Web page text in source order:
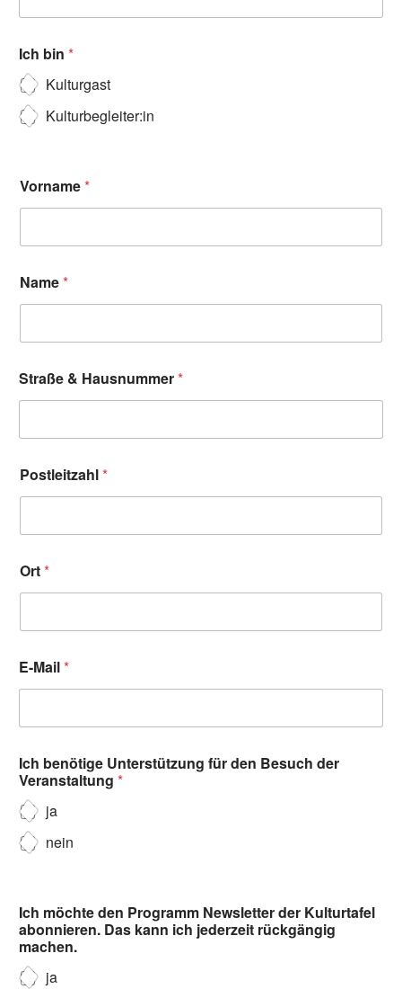
Ich bin *
Kulturgast
Kulturbegleiter:in
Vorname*
Name*
Straße & Hausnummer*
Postleitzahl*
Ort*
E-Mail*
Ich benötige Unterstützung für den Besuch der
Veranstaltung *
ja
nein
Ich möchte den Programm Newsletter der Kulturtafel
abonnieren. Das kann ich jederzeit rückgängig
machen.
ja